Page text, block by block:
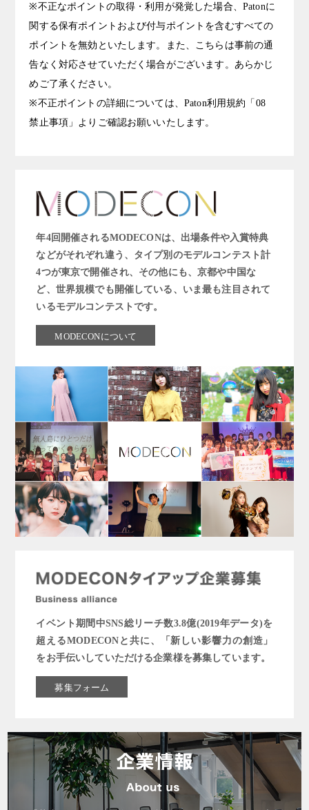
※不正なポイントの取得・利用が発覚した場合、Patonに
関する保有ポイントおよび付与ポイントを含むすべての
ポイントを無効といたします。また、こちらは事前の通
告なく対応させていただく場合がございます。あらかじ
めご了承ください。
※不正ポイントの詳細については、Paton利用規約「08
禁止事項」よりご確認お願いいたします。
年4回開催されるMODECONは、出場条件や入賞特典
などがそれぞれ違う、タイプ別のモデルコンテスト計
4つが東京で開催され、その他にも、京都や中国な
ど、世界規模でも開催している、いま最も注目されて
いるモデルコンテストです。
MODECONについて
イベント期間中SNS総リーチ数3.8億(2019年データ)を
超えるMODECONと共に、「新しい影響力の創造」
をお手伝いしていただける企業様を募集しています。
募集フォーム